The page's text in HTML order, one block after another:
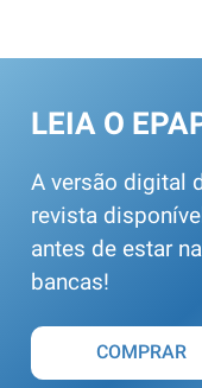
LEIA O
A versão digital
revista
antes de estar
bancas!
COMPRAR